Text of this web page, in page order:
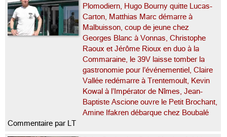
Plomodiern, Hugo Bourny quitte Lucas-
Carton, Matthias Marc démarre à
Malbuisson, coup de jeune chez
Georges Blanc à Vonnas, Christophe
Raoux et Jérôme Rioux en duo à la
Commaraine, le 39V laisse tomber la
gastronomie pour l’événementiel, Claire
Vallée redémarre à Trentemoult, Kevin
Kowal à l’Impérator de Nîmes, Jean-
Baptiste Ascione ouvre le Petit Brochant,
Amine Ifakren débarque chez Boubalé
Commentaire par LT